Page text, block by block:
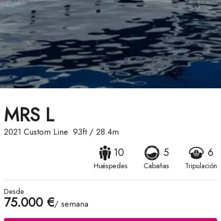
MRS L
2021 Custom Line 93ft/ 28.4m
10
Huéspedes
5
Cabañas
6
Tripulación
Desde
75.000 €/ semana